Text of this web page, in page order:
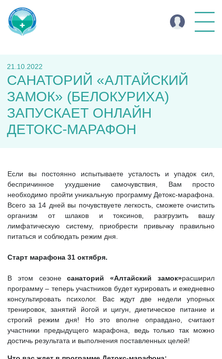
21.10.2022
CАНАТОРИЙ «АЛТАЙСКИЙ
ЗАМОК» (БЕЛОКУРИХА)
ЗАПУСКАЕТ ОНЛАЙН
ДЕТОКС-МАРАФОН
Если вы постоянно испытываете усталость и упадок сил,
беспричинное ухудшение самочувствия, Вам просто
необходимо пройти уникальную программу Детокс-марафона.
Всего за 14 дней вы почувствуете легкость, сможете очистить
организм от шлаков и токсинов, разгрузить вашу
лимфатическую систему, приобрести привычку правильно
питаться и соблюдать режим дня.
Старт марафона 31 октября.
В этом сезонесанаторий «Алтайский замок»расширил
программу – теперь участников будет курировать и ежедневно
консультировать психолог. Вас ждут две недели упорных
тренировок, занятий йогой и цигун, диетическое питание и
строгий режим дня! Но это вполне оправдано, считают
участники предыдущего марафона, ведь только так можно
достичь результата и выполнения поставленных целей!